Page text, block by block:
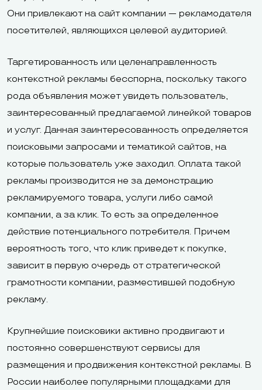
Они привлекают на сайт компании — рекламодателя
посетителей, являющихся целевой аудиторией.
Таргетированность или целенаправленность
контекстной рекламы бесспорна, поскольку такого
рода объявления может увидеть пользователь,
заинтересованный предлагаемой линейкой товаров
и услуг. Данная заинтересованность определяется
поисковыми запросами и тематикой сайтов, на
которые пользователь уже заходил. Оплата такой
рекламы производится не за демонстрацию
рекламируемого товара, услуги либо самой
компании, а за клик. То есть за определенное
действие потенциального потребителя. Причем
вероятность того, что клик приведет к покупке,
зависит в первую очередь от стратегической
грамотности компании, разместившей подобную
рекламу.
Крупнейшие поисковики активно продвигают и
постоянно совершенствуют сервисы для
размещения и продвижения контекстной рекламы. В
России наиболее популярными площадками для